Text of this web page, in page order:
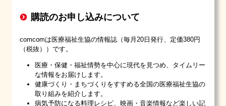
購読のお申し込みについて
comcomは医療福祉生協の情報誌（毎月20日発行、定価380円
（税抜））です。
医療・保健・福祉情勢を中心に現代を見つめ、タイムリー
な情報をお届けします。
健康づくり・まちづくりをすすめる全国の医療福祉生協の
取り組みを紹介します。
病気予防になる料理レシピ、映画・音楽情報など楽しい記